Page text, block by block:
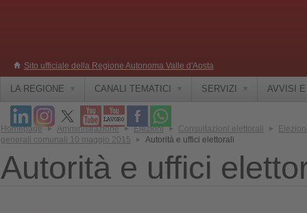
Sito ufficiale della Regione Autonoma Valle d'Aosta
LA REGIONE CANALI TEMATICI SERVIZI AVVISI
Homepage Amministrazione Elezioni Consultazioni elettorali
generali comunali 10 maggio 2015
Autorità e uffici elettorali
Autorità e uffici